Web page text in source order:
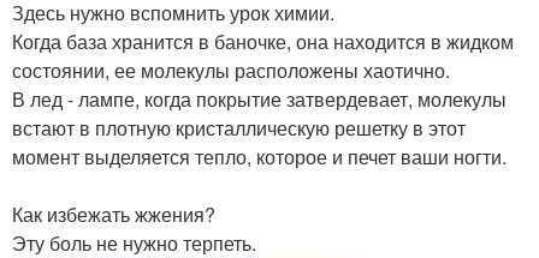
Здесь нужно вспомнить урок химии.
Когда база хранится в баночке, она находится в жидком
состоянии, ее молекулы расположены хаотично.
В лед - лампе, когда покрытие затвердевает, молекулы
встают в плотную кристаллическую решетку в этот
момент выделяется тепло, которое и печет ваши ногти.
Как избежать жжения?
Эту боль не нужно терпеть.